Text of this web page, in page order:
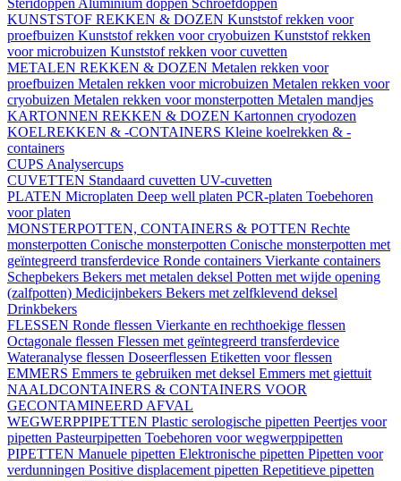
Steridoppen Aluminium doppen Schroefdoppen
KUNSTSTOF REKKEN & DOZEN Kunststof rekken voor
proefbuizen Kunststof rekken voor cryobuizen Kunststof rekken
voor microbuizen Kunststof rekken voor cuvetten
METALEN REKKEN & DOZEN Metalen rekken voor
proefbuizen Metalen rekken voor microbuizen Metalen rekken voor
cryobuizen Metalen rekken voor monsterpotten Metalen mandjes
KARTONNEN REKKEN & DOZEN Kartonnen cryodozen
KOELREKKEN & -CONTAINERS Kleine koelrekken & -
containers
CUPS Analysercups
CUVETTEN Standaard cuvetten UV-cuvetten
PLATEN Microplaten Deep well platen PCR-platen Toebehoren
voor platen
MONSTERPOTTEN, CONTAINERS & POTTEN Rechte
monsterpotten Conische monsterpotten Conische monsterpotten met
geïntegreerd transferdevice Ronde containers Vierkante containers
Schepbekers Bekers met metalen deksel Potten met wijde opening
(zalfpotten) Medicijnbekers Bekers met zelfklevend deksel
Drinkbekers
FLESSEN Ronde flessen Vierkante en rechthoekige flessen
Octagonale flessen Flessen met geïntegreerd transferdevice
Wateranalyse flessen Doseerflessen Etiketten voor flessen
EMMERS Emmers te gebruiken met deksel Emmers met giettuit
NAALDCONTAINERS & CONTAINERS VOOR
GECONTAMINEERD AFVAL
WEGWERPPIPETTEN Plastic serologische pipetten Peertjes voor
pipetten Pasteurpipetten Toebehoren voor wegwerppipetten
PIPETTEN Manuele pipetten Elektronische pipetten Pipetten voor
verdunningen Positive displacement pipetten Repetitieve pipetten